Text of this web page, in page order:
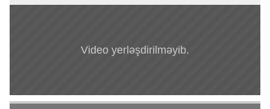
Video yerləşdirilməyib.